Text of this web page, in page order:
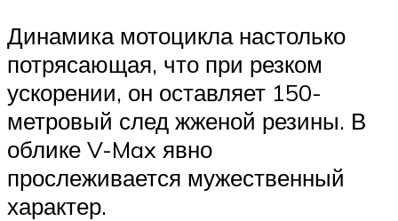
Динамика мотоцикла настолько
потрясающая, что при резком
ускорении, он оставляет 150-
метровый след жженой резины. В
облике V-Max явно
прослеживается мужественный
характер.